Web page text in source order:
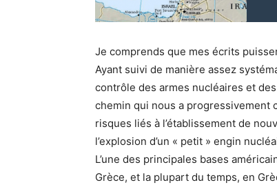
Je comprends que mes écrits
Ayant suivi de manière assez
contrôle des armes nucléaires et
chemin qui nous a progressivement
risques liés à l’établissement de
l’explosion d’un « petit » engin
L’une des principales bases
Grèce, et la plupart du temps, en